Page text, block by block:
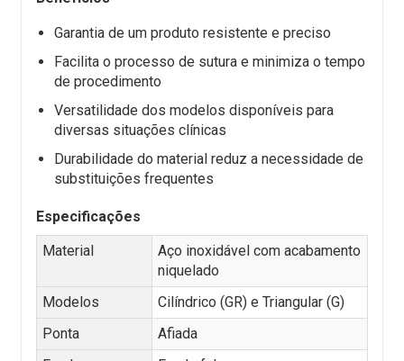
Garantia de um produto resistente e preciso
Facilita o processo de sutura e minimiza o tempo
de procedimento
Versatilidade dos modelos disponíveis para
diversas situações clínicas
Durabilidade do material reduz a necessidade de
substituições frequentes
Especificações
Material
Aço inoxidável com acabamento
niquelado
Modelos
Cilíndrico (GR) e Triangular (G)
Ponta
Afiada